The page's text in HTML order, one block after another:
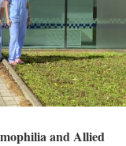
and Allied